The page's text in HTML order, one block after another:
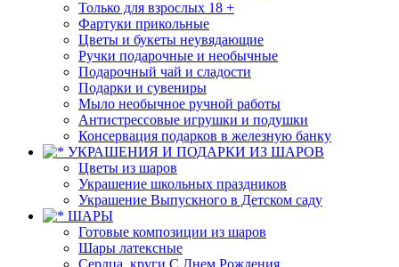
Только для взрослых 18 +
Фартуки прикольные
Цветы и букеты неувядающие
Ручки подарочные и необычные
Подарочный чай и сладости
Подарки и сувениры
Мыло необычное ручной работы
Антистрессовые игрушки и подушки
Консервация подарков в железную банку
УКРАШЕНИЯ И ПОДАРКИ ИЗ ШАРОВ
Цветы из шаров
Украшение школьных праздников
Украшение Выпускного в Детском саду
ШАРЫ
Готовые композиции из шаров
Шары латексные
Сердца, круги С Днем Рождения